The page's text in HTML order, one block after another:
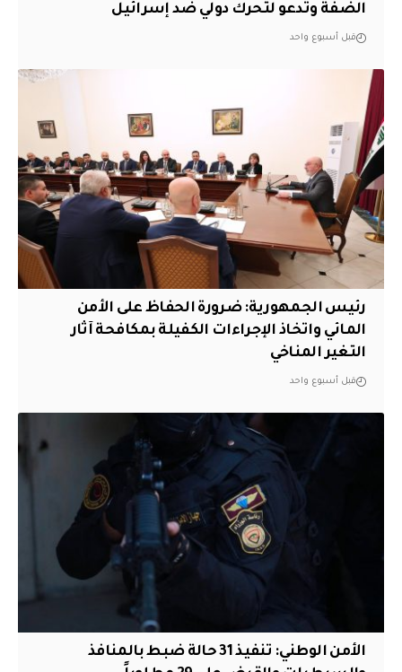
الضفة وتدعو لتحرك دولي ضد إسرائيل
قبل أسبوع واحد
رئيس الجمهورية: ضرورة الحفاظ على الأمن
المائي واتخاذ الإجراءات الكفيلة بمكافحة آثار
التغير المناخي
قبل أسبوع واحد
الأمن الوطني: تنفيذ 31 حالة ضبط بالمنافذ